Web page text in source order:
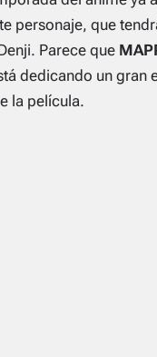
personaje, que
Parece que
dedicando un gran
la película.